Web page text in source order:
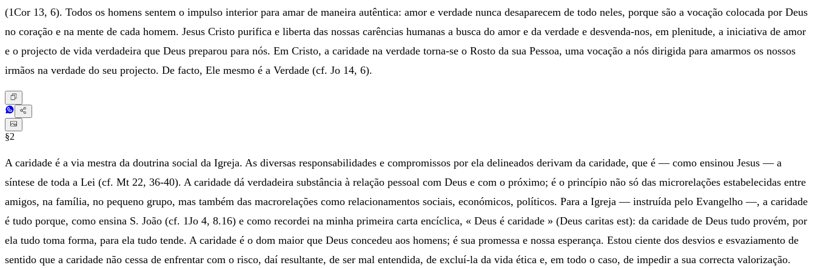
(1Cor 13, 6). Todos os homens sentem o impulso interior para amar de maneira autêntica: amor e verdade nunca desaparecem de todo neles, porque são a vocação colocada por Deus
no coração e na mente de cada homem. Jesus Cristo purifica e liberta das nossas carências humanas a busca do amor e da verdade e desvenda-nos, em plenitude, a iniciativa de amor
e o projecto de vida verdadeira que Deus preparou para nós. Em Cristo, a caridade na verdade torna-se o Rosto da sua Pessoa, uma vocação a nós dirigida para amarmos os nossos
irmãos na verdade do seu projecto. De facto, Ele mesmo é a Verdade (cf. Jo 14, 6).
§2
A caridade é a via mestra da doutrina social da Igreja. As diversas responsabilidades e compromissos por ela delineados derivam da caridade, que é — como ensinou Jesus — a
síntese de toda a Lei (cf. Mt 22, 36-40). A caridade dá verdadeira substância à relação pessoal com Deus e com o próximo; é o princípio não só das microrelações estabelecidas entre
amigos, na família, no pequeno grupo, mas também das macrorelações como relacionamentos sociais, económicos, políticos. Para a Igreja — instruída pelo Evangelho —, a caridade
é tudo porque, como ensina S. João (cf. 1Jo 4, 8.16) e como recordei na minha primeira carta encíclica, « Deus é caridade » (Deus caritas est): da caridade de Deus tudo provém, por
ela tudo toma forma, para ela tudo tende. A caridade é o dom maior que Deus concedeu aos homens; é sua promessa e nossa esperança. Estou ciente dos desvios e esvaziamento de
sentido que a caridade não cessa de enfrentar com o risco, daí resultante, de ser mal entendida, de excluí-la da vida ética e, em todo o caso, de impedir a sua correcta valorização.